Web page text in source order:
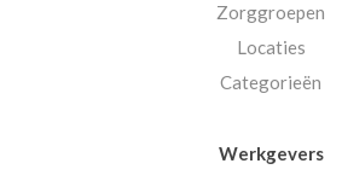
Zorggroepen
Locaties
Categorieën
Werkgevers